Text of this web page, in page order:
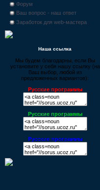
Форум
Ваш вопрос - наш ответ
Заработок для web-мастера
Наша ссылка
Мы будем благодарны, если Вы
установите у себя нашу ссылку (на
Ваш выбор, любой из
предложенных вариантов):
Русские программы
Русские программы
Русские программы